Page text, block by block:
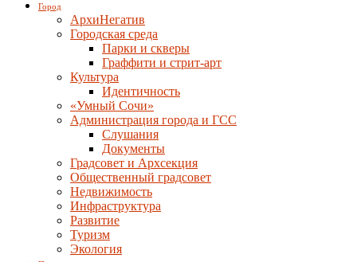
Город
АрхиНегатив
Городская среда
Парки и скверы
Граффити и стрит-арт
Культура
Идентичность
«Умный Сочи»
Администрация города и ГСС
Слушания
Документы
Градсовет и Архсекция
Общественный градсовет
Недвижимость
Инфраструктура
Развитие
Туризм
Экология